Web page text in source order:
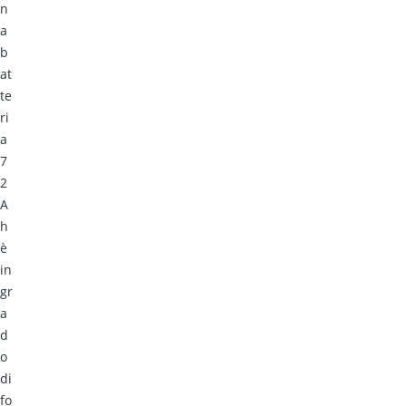
n
a
b
at
te
ri
a
7
2
A
h
è
in
gr
a
d
o
di
fo